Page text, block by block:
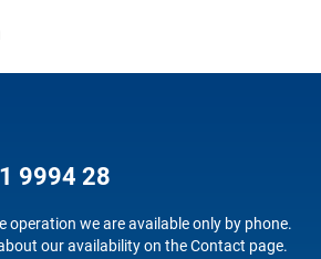
9994 28
operation we are available only by phone.
our availability on theContact page.